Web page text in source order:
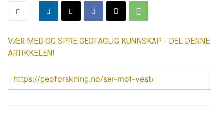
VÆR MED OG SPRE GEOFAGLIG KUNNSKAP - DEL DENNE
ARTIKKELEN!
https://geoforskning.no/ser-mot-vest/